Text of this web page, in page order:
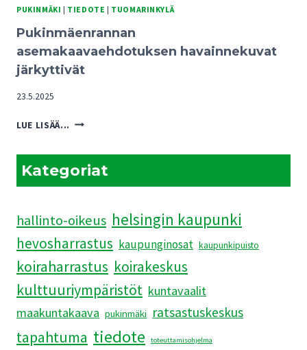
TUOMARINKYLÄN
TULEVAISUUDELLE
PUKINMÄKI | TIEDOTE | TUOMARINKYLÄ
Pukinmäenrannan
asemakaavaehdotuksen havainnekuvat
järkyttivät
23.5.2025
LUE LISÄÄ... PUKINMÄENRANNAN
JÄRKYTTIVÄT
Kategoriat
hallinto-oikeus helsingin kaupunki
hevosharrastus kaupunginosat kaupunkipuisto
koiraharrastus koirakeskus
kulttuuriympäristöt kuntavaalit
maakuntakaava pukinmäki ratsastuskeskus
tapahtuma tiedote toteuttamisohjelma